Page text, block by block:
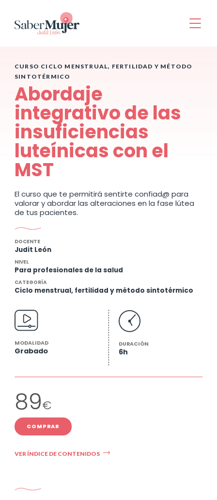
CURSO CICLO MENSTRUAL, FERTILIDAD Y MÉTODO
SINTOTÉRMICO
Abordaje
integrativo de las
insuficiencias
luteínicas con el
MST
El curso que te permitirá sentirte confiad@ para
valorar y abordar las alteraciones en la fase lútea
de tus pacientes.
DOCENTE
Judit León
NIVEL
Para profesionales de la salud
CATEGORÍA
Ciclo menstrual, fertilidad y método sintotérmico
MODALIDAD
Grabado
DURACIÓN
6h
89€
COMPRAR
VER ÍNDICE DE CONTENIDOS